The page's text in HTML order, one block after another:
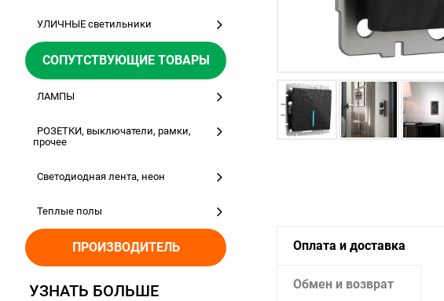
УЛИЧНЫЕ светильники
СОПУТСТВУЮЩИЕ ТОВАРЫ
ЛАМПЫ
РОЗЕТКИ, выключатели, рамки,
прочее
Светодиодная лента, неон
Теплые полы
ПРОИЗВОДИТЕЛЬ
УЗНАТЬ БОЛЬШЕ
Оплата и доставка
Обмен и возврат